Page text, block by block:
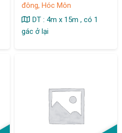
đông, Hóc Môn
DT : 4m x 15m , có 1
gác ở lại